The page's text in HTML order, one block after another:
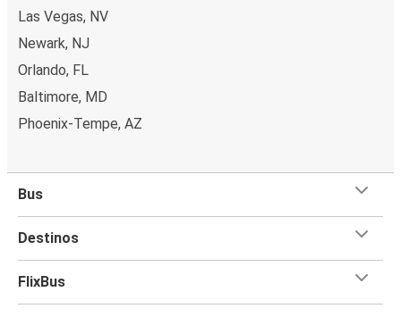
Las Vegas, NV
Newark, NJ
Orlando, FL
Baltimore, MD
Phoenix-Tempe, AZ
Bus
Destinos
FlixBus